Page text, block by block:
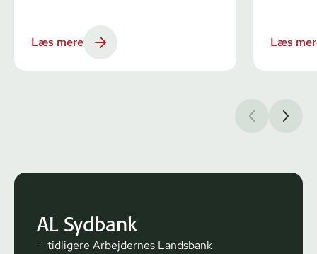
Læs mere Læs
AL Sydbank
— tidligere Arbejdernes Landsbank